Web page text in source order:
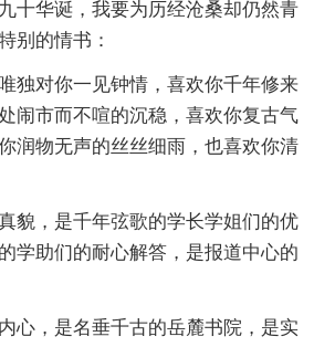
十华诞，我要为历经沧桑却仍然青
别的情书：
独对你一见钟情，喜欢你千年修来
闹市而不喧的沉稳，喜欢你复古气
润物无声的丝丝细雨，也喜欢你清
貌，是千年弦歌的学长学姐们的优
学助们的耐心解答，是报道中心的
心，是名垂千古的岳麓书院，是实